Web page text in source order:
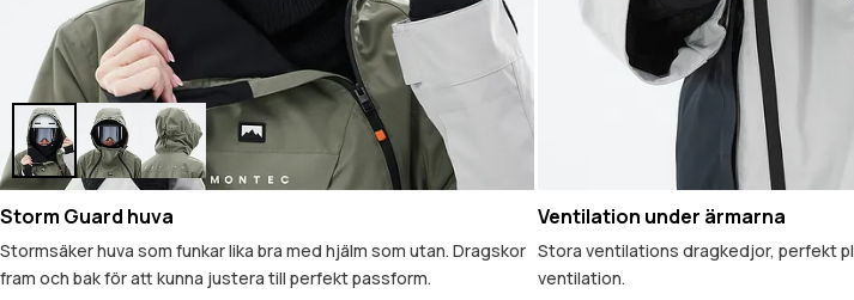
Storm Guard huva
Stormsäker huva som funkar lika bra med hjälm som utan. Dragskor
fram och bak för att kunna justera till perfekt passform.
Ventilation under ärmarna
Stora ventilations dragkedjor, perfekt
ventilation.